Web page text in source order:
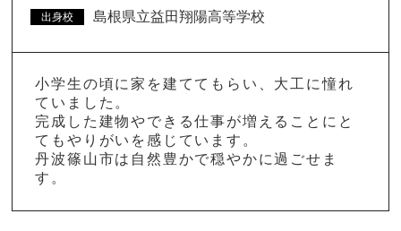
出身校 島根県立益田翔陽高等学校
小学生の頃に家を建ててもらい、大工に憧れ
ていました。
完成した建物やできる仕事が増えることにと
てもやりがいを感じています。
丹波篠山市は自然豊かで穏やかに過ごせま
す。